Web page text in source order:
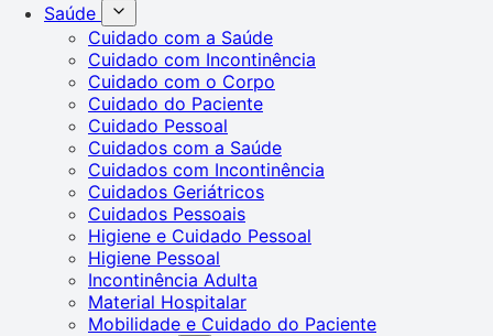
Saúde
Cuidado com a Saúde
Cuidado com Incontinência
Cuidado com o Corpo
Cuidado do Paciente
Cuidado Pessoal
Cuidados com a Saúde
Cuidados com Incontinência
Cuidados Geriátricos
Cuidados Pessoais
Higiene e Cuidado Pessoal
Higiene Pessoal
Incontinência Adulta
Material Hospitalar
Mobilidade e Cuidado do Paciente